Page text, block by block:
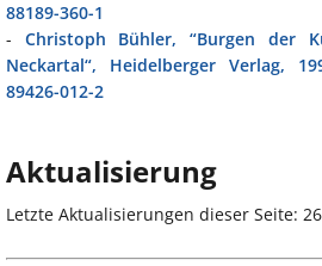
88189-360-1
- Christoph Bühler, “Burgen der
Neckartal“, Heidelberger Verlag,
89426-012-2
Aktualisierung
Letzte Aktualisierungen dieser Seite: